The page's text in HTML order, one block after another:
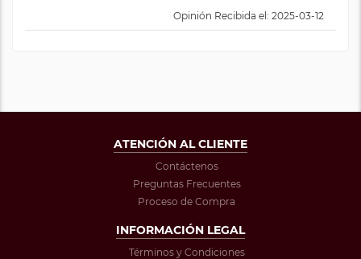
Opinión Recibida el: 2025-03-12
ATENCIÓN AL CLIENTE
Contáctenos
Preguntas Frecuentes
Proceso de Compra
INFORMACIÓN LEGAL
Términos y Condiciones